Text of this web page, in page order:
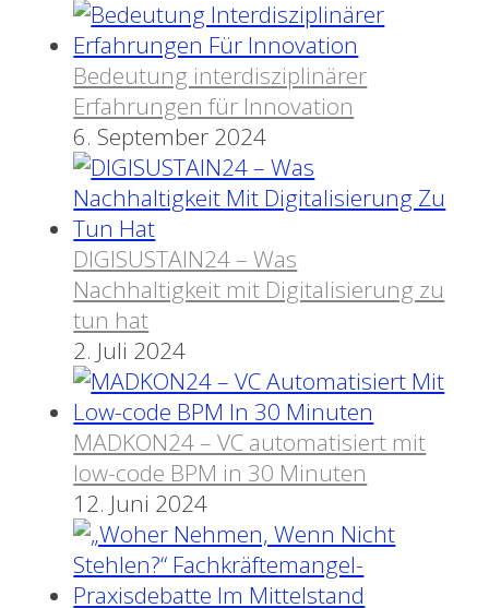
Bedeutung interdisziplinärer
Erfahrungen für Innovation
6. September 2024
DIGISUSTAIN24 – Was
Nachhaltigkeit mit Digitalisierung zu
tun hat
2. Juli 2024
MADKON24 – VC automatisiert mit
low-code BPM in 30 Minuten
12. Juni 2024